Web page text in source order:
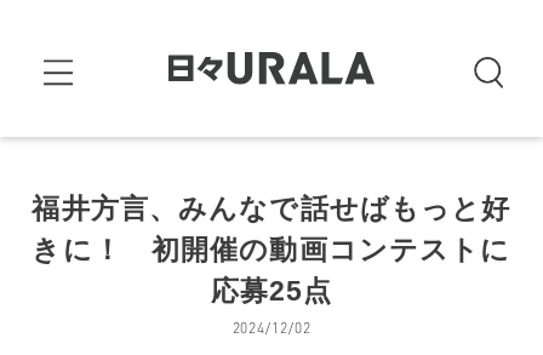
福井方言、みんなで話せばもっと好
きに！ 初開催の動画コンテストに
応募25点
2024/12/02